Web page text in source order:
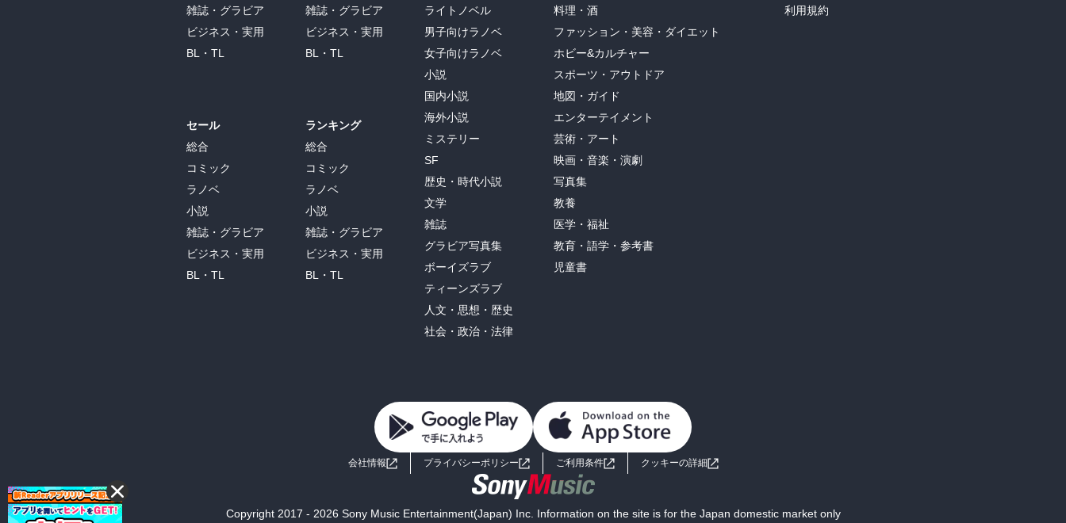
雑誌・グラビア
ビジネス・実用
BL・TL
セール
総合
コミック
ラノベ
小説
雑誌・グラビア
ビジネス・実用
BL・TL
雑誌・グラビア
ビジネス・実用
BL・TL
ランキング
総合
コミック
ラノベ
小説
雑誌・グラビア
ビジネス・実用
BL・TL
ライトノベル
男子向けラノベ
女子向けラノベ
小説
国内小説
海外小説
ミステリー
SF
歴史・時代小説
文学
雑誌
グラビア写真集
ボーイズラブ
ティーンズラブ
人文・思想・歴史
社会・政治・法律
料理・酒
ファッション・美容・ダイエット
ホビー&カルチャー
スポーツ・アウトドア
地図・ガイド
エンターテイメント
芸術・アート
映画・音楽・演劇
写真集
教養
医学・福祉
教育・語学・参考書
児童書
利用規約
会社情報 プライバシーポリシー ご利用条件 クッキーの詳細
Copyright 2017 - 2026 Sony Music Entertainment(Japan) Inc. Information on the site is for the Japan domestic market only